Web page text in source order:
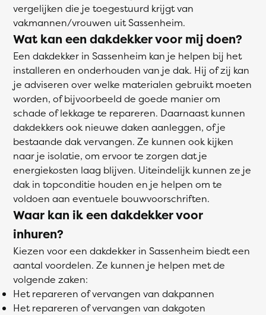
vergelijken die je toegestuurd krijgt van
vakmannen/vrouwen uit Sassenheim.
Wat kan een dakdekker voor mij doen?
Een dakdekker in Sassenheim kan je helpen bij het
installeren en onderhouden van je dak. Hij of zij kan
je adviseren over welke materialen gebruikt moeten
worden, of bijvoorbeeld de goede manier om
schade of lekkage te repareren. Daarnaast kunnen
dakdekkers ook nieuwe daken aanleggen, of je
bestaande dak vervangen. Ze kunnen ook kijken
naar je isolatie, om ervoor te zorgen dat je
energiekosten laag blijven. Uiteindelijk kunnen ze je
dak in topconditie houden en je helpen om te
voldoen aan eventuele bouwvoorschriften.
Waar kan ik een dakdekker voor
inhuren?
Kiezen voor een dakdekker in Sassenheim biedt een
aantal voordelen. Ze kunnen je helpen met de
volgende zaken:
Het repareren of vervangen van dakpannen
Het repareren of vervangen van dakgoten